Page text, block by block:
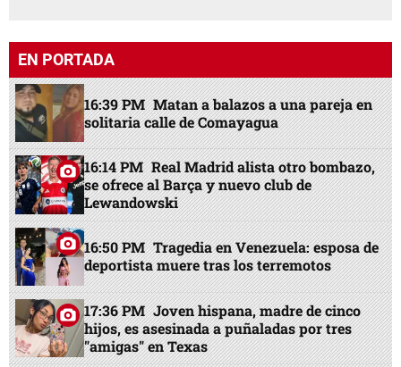
EN PORTADA
16:39 PM Matan a balazos a una pareja en
solitaria calle de Comayagua
16:14 PM Real Madrid alista otro bombazo,
se ofrece al Barça y nuevo club de
Lewandowski
16:50 PM Tragedia en Venezuela: esposa de
deportista muere tras los terremotos
17:36 PM Joven hispana, madre de cinco
hijos, es asesinada a puñaladas por tres
"amigas" en Texas